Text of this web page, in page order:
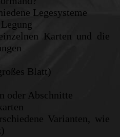
Legesysteme
Karten und die
Blatt)
oder Abschnitte
Varianten, wie